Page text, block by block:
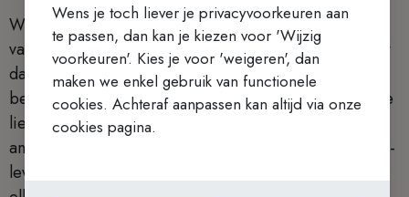
Wie zijn levensweg vindt in de bevrijdende woorden
van Jezus, zal gaandeweg ook God zien in het gezicht
dat ons aankijkt en zo ook de liefde kennen die ons
beloofd is. Zulke christenen leven in de vrijheid van de
liefde, zijn weerbaar in hun kwetsbaarheid en treden
anderen open tegemoet. Want zij weten dat zij samen-
leven in het licht van God, die ons roept om voor
Wens je toch liever je privacyvoorkeuren aan
te passen, dan kan je kiezen voor 'Wijzig
voorkeuren'. Kies je voor 'weigeren', dan
maken we enkel gebruik van functionele
cookies. Achteraf aanpassen kan altijd via onze
cookies pagina.